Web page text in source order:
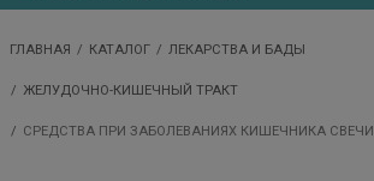
ГЛАВНАЯ КАТАЛОГ ЛЕКАРСТВА И БАДЫ
ЖЕЛУДОЧНО-КИШЕЧНЫЙ ТРАКТ
СРЕДСТВА ПРИ ЗАБОЛЕВАНИЯХ КИШЕЧНИКА СВЕЧИ